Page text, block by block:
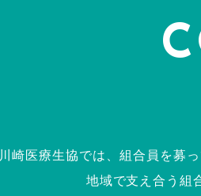
川崎医療生協では、組合員を募
地域で支え合う組